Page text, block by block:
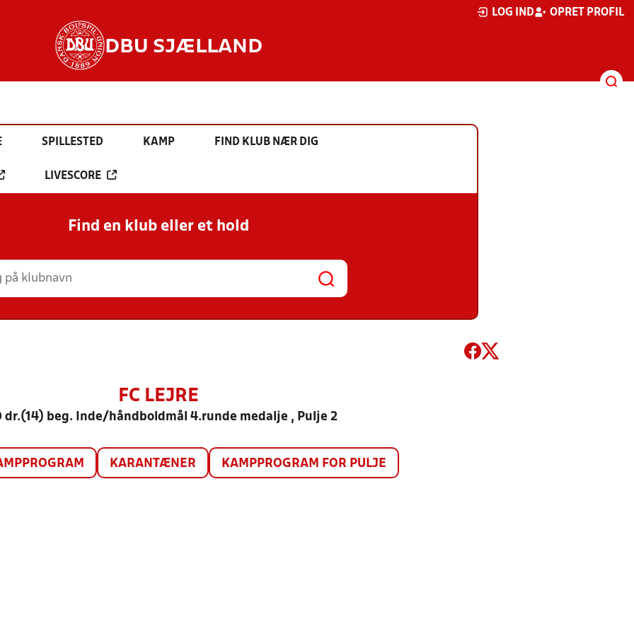
LOG IND OPRET PROFIL
DBU SJÆLLAND
SPILLESTED KAMP FIND KLUB NÆR DIG
LIVESCORE
Find en klub eller et hold
FC LEJRE
dr.(14) beg. Inde/håndboldmål 4.runde medalje , Pulje 2
KARANTÆNER KAMPPROGRAM FOR PULJE